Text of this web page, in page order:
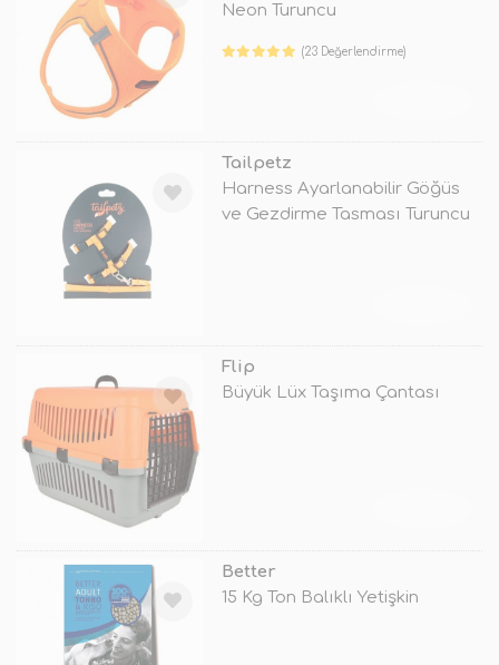
Neon Turuncu
(23 Değerlendirme)
Tailpetz
Harness Ayarlanabilir Göğüs
ve Gezdirme Tasması Turuncu
Flip
Büyük Lüx Taşıma Çantası
Better
15 Kg Ton Balıklı Yetişkin